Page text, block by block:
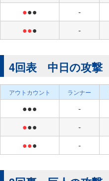
●●● -
●●● -
4回表 中日の攻撃
アウトカウント ランナー
●●● -
●●● -
●●● -